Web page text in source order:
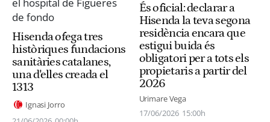
Hisenda ofega tres
històriques fundacions
sanitàries catalanes,
una d'elles creada el
1313
Ignasi Jorro
És oficial: declarar a
Hisenda la teva segona
residència encara que
estigui buida és
obligatori per a tots els
propietaris a partir del
2026
Urimare Vega
17/06/2026 15:00h